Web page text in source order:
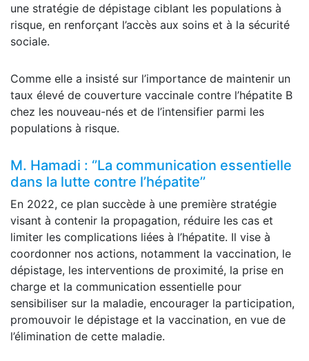
une stratégie de dépistage ciblant les populations à
risque, en renforçant l’accès aux soins et à la sécurité
sociale.
Comme elle a insisté sur l’importance de maintenir un
taux élevé de couverture vaccinale contre l’hépatite B
chez les nouveau-nés et de l’intensifier parmi les
populations à risque.
M. Hamadi : ‘’La communication essentielle
dans la lutte contre l’hépatite’’
En 2022, ce plan succède à une première stratégie
visant à contenir la propagation, réduire les cas et
limiter les complications liées à l’hépatite. Il vise à
coordonner nos actions, notamment la vaccination, le
dépistage, les interventions de proximité, la prise en
charge et la communication essentielle pour
sensibiliser sur la maladie, encourager la participation,
promouvoir le dépistage et la vaccination, en vue de
l’élimination de cette maladie.